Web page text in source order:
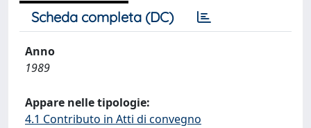
Scheda completa (DC)
Anno
1989
Appare nelle tipologie:
4.1 Contributo in Atti di convegno